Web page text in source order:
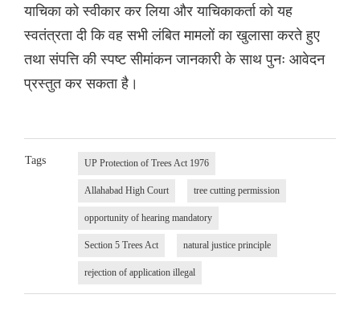
याचिका को स्वीकार कर लिया और याचिकाकर्ता को यह
स्वतंत्रता दी कि वह सभी लंबित मामलों का खुलासा करते हुए
तथा संपत्ति की स्पष्ट सीमांकन जानकारी के साथ पुनः आवेदन
प्रस्तुत कर सकता है।
Tags UP Protection of Trees Act 1976
Allahabad High Court tree cutting permission
opportunity of hearing mandatory
Section 5 Trees Act natural justice principle
rejection of application illegal